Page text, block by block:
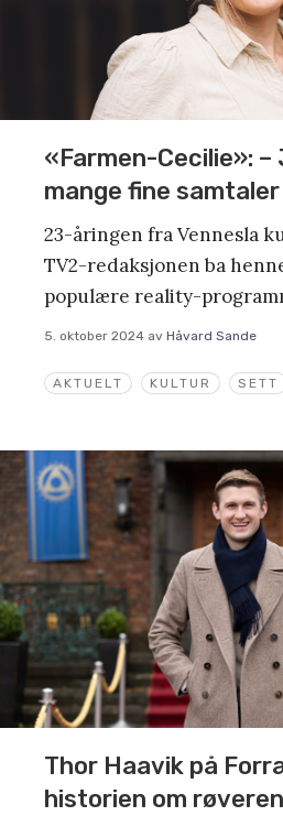
AKTUELT KULTUR SETT
«Farmen-Cecilie»:
mange fine
23-åringen fra Vennesla
TV2-redaksjonen ba
populære reality-
5. oktober 2024 av Håvard Sande
Thor Haavik på
historien om